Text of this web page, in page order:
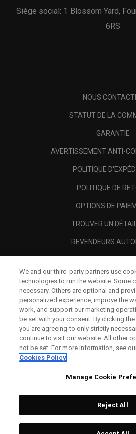
Siège social: 1 Blossom Yard,
6RS
NOUS
STATUT DE LA
GARANTIE
AVERTISSEMENT ANTI-
POLITIQUE
POLITIQUE DE
OPTIONS DE
TROUVER UN
REVENDEURS
A PROPOS
MENTIONS
Topgolf Callaway
We and our third-party partners use
technologies to run the website. Some
necessary. Others are optional and
personalized experience, improve the
work, and support our marketing
be set with your consent. By clicking
you are agreeing to only strictly
continue to visit our website. All other
not be set. For more information, see
Cookies Policy
Manage Cookie
Reject All